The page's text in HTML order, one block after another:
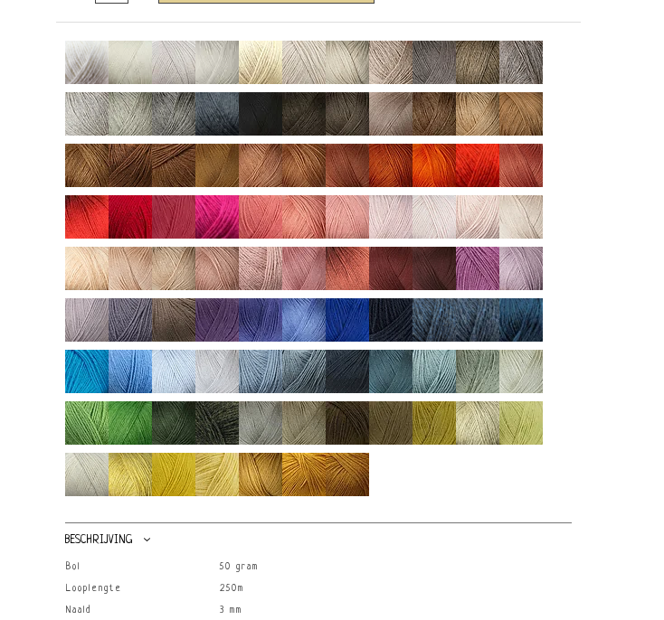
BESCHRIJVING
Bol 50 gram
Looplengte 250m
Naald 3 mm